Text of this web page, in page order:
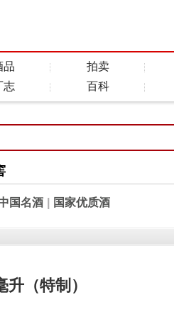
品 拍卖
志 百科
国名酒 国家优质酒
（特制）